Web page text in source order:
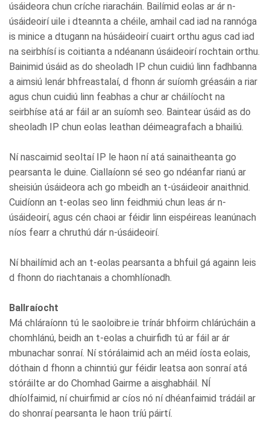
úsáideora chun críche riaracháin. Bailímid eolas ar ár n-
úsáideoirí uile i dteannta a chéile, amhail cad iad na rannóga
is minice a dtugann na húsáideoirí cuairt orthu agus cad iad
na seirbhísí is coitianta a ndéanann úsáideoirí rochtain orthu.
Bainimid úsáid as do sheoladh IP chun cuidiú linn fadhbanna
a aimsiú lenár bhfreastalaí, d fhonn ár suíomh gréasáin a riar
agus chun cuidiú linn feabhas a chur ar cháilíocht na
seirbhíse atá ar fáil ar an suíomh seo. Baintear úsáid as do
sheoladh IP chun eolas leathan déimeagrafach a bhailiú.
Ní nascaimid seoltaí IP le haon ní atá sainaitheanta go
pearsanta le duine. Ciallaíonn sé seo go ndéanfar rianú ar
sheisiún úsáideora ach go mbeidh an t-úsáideoir anaithnid.
Cuidíonn an t-eolas seo linn feidhmiú chun leas ár n-
úsáideoirí, agus cén chaoi ar féidir linn eispéireas leanúnach
níos fearr a chruthú dár n-úsáideoirí.
Ní bhailímid ach an t-eolas pearsanta a bhfuil gá againn leis
d fhonn do riachtanais a chomhlíonadh.
Ballraíocht
Má chláraíonn tú le saoloibre.ie trínár bhfoirm chlárúcháin a
chomhlánú, beidh an t-eolas a chuirfidh tú ar fáil ar ár
mbunachar sonraí. Ní stórálaimid ach an méid íosta eolais,
dóthain d fhonn a chinntiú gur féidir leatsa aon sonraí atá
stóráilte ar do Chomhad Gairme a aisghabháil. NÍ
dhíolfaimid, ní chuirfimid ar cíos nó ní dhéanfaimid trádáil ar
do shonraí pearsanta le haon tríú páirtí.